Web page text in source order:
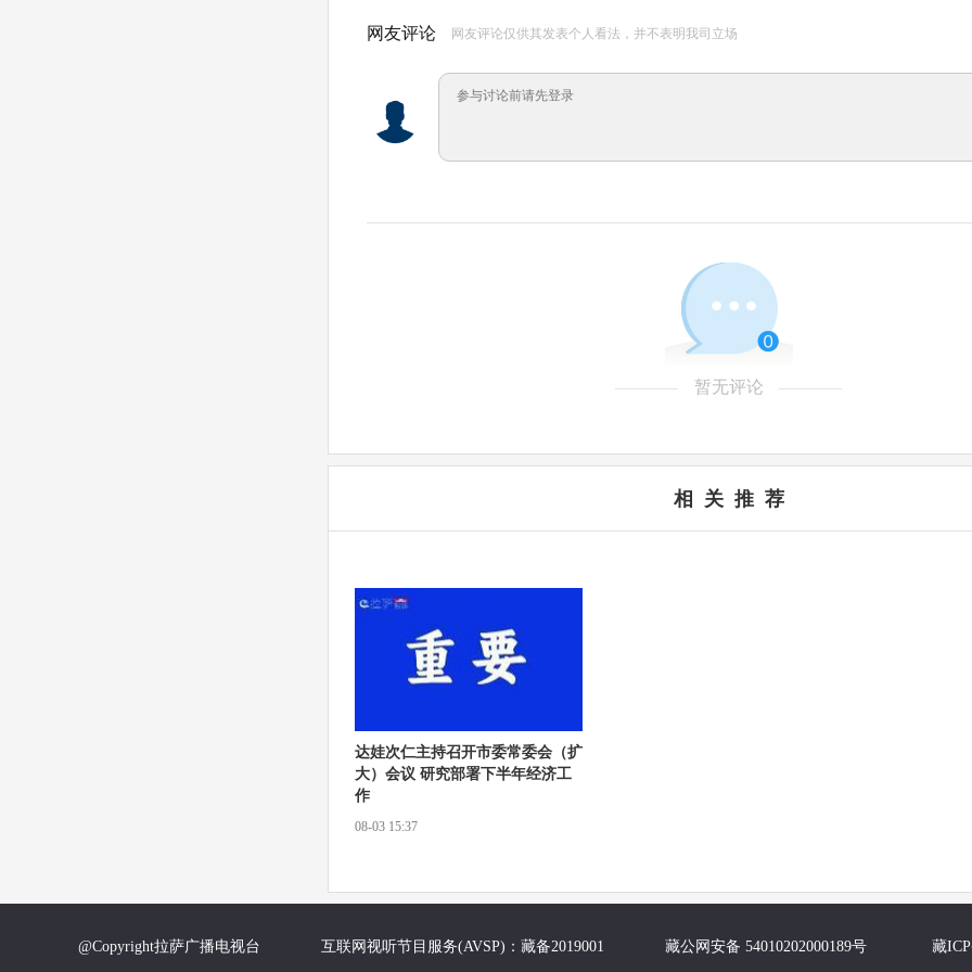
网友评论 网友评论仅供其发表个人看法，并不表明我司立场
暂无评论
相 关 推 荐
达娃次仁主持召开市委常委会（扩
大）会议 研究部署下半年经济工
作
08-03 15:37
@Copyright拉萨广播电视台 互联网视听节目服务(AVSP)：藏备2019001 藏公网安备 54010202000189号 藏